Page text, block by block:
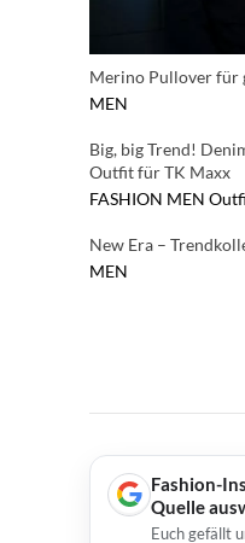
Merino Pullover für
MEN
Big, big Trend!
Outfit für TK Maxx
FASHION MEN
New Era –
MEN
Fashion-
Quelle
Euch gefällt